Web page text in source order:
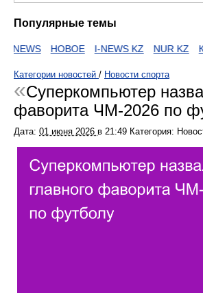
Популярные темы
NEWS НОВОЕ I-NEWS KZ NUR KZ
Категории новостей / Новости спорта
Суперкомпьютер
фаворита ЧМ-2026 по
Дата: 01 июня 2026 в 21:49 Категория: